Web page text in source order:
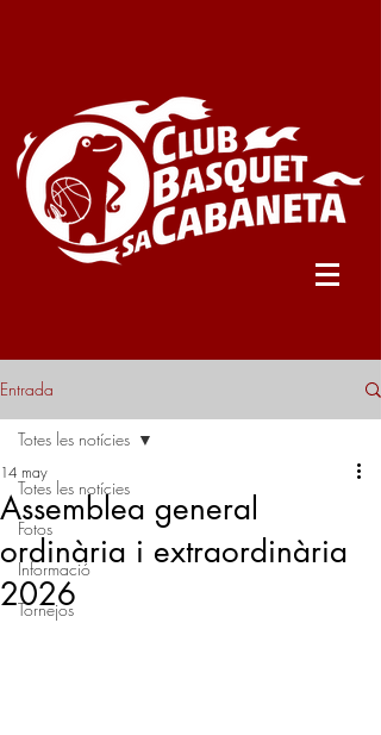
Entrada
Totes les notícies
Fotos
Informació
Tornejos
Totes les notícies
Assemblea general
ordinària i extraordinària
2026
14 may